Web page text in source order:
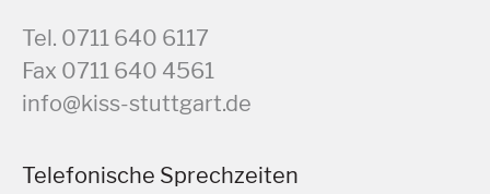
Tel. 0711 640 6117
Fax 0711 640 4561
info@kiss-stuttgart.de
Telefonische Sprechzeiten